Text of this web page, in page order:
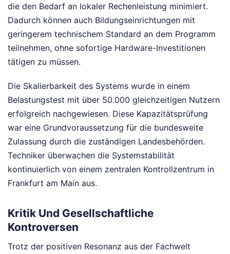
die den Bedarf an lokaler Rechenleistung minimiert.
Dadurch können auch Bildungseinrichtungen mit
geringerem technischem Standard an dem Programm
teilnehmen, ohne sofortige Hardware-Investitionen
tätigen zu müssen.
Die Skalierbarkeit des Systems wurde in einem
Belastungstest mit über 50.000 gleichzeitigen Nutzern
erfolgreich nachgewiesen. Diese Kapazitätsprüfung
war eine Grundvoraussetzung für die bundesweite
Zulassung durch die zuständigen Landesbehörden.
Techniker überwachen die Systemstabilität
kontinuierlich von einem zentralen Kontrollzentrum in
Frankfurt am Main aus.
Kritik Und Gesellschaftliche
Kontroversen
Trotz der positiven Resonanz aus der Fachwelt